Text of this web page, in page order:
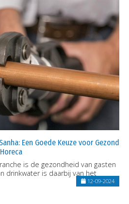
Een Goede Keuze voor Gezond
is de gezondheid van gasten
drinkwater is daarbij van het
12-09-2024